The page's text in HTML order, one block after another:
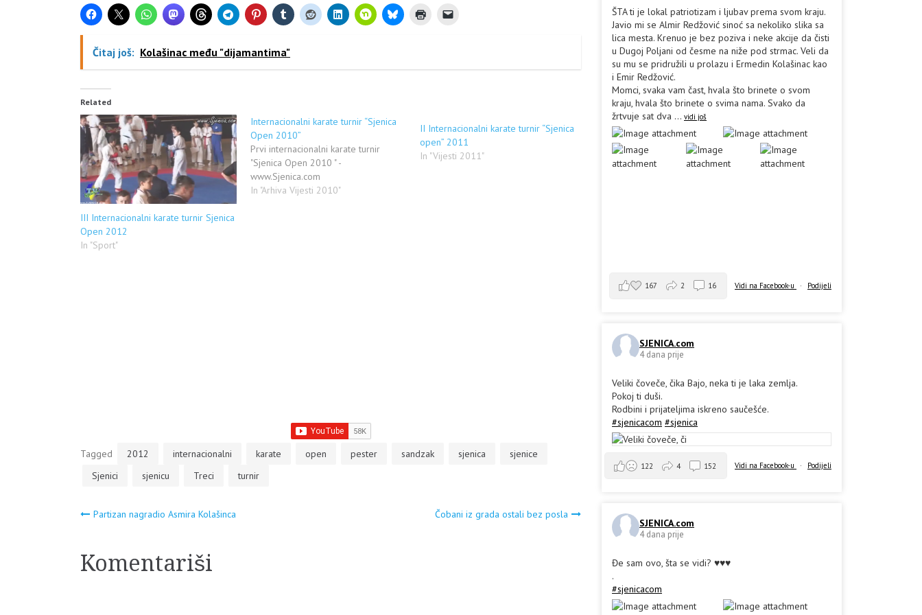
Čitaj još: Kolašinac među "dijamantima"
Related
III Internacionalni karate turnir Sjenica
Open 2012
In "Sport"
Internacionalni karate turnir “Sjenica
Open 2010”
Prvi internacionalni karate turnir
"Sjenica Open 2010 " -
www.Sjenica.com
In "Arhiva Vijesti 2010"
II Internacionalni karate turnir “Sjenica
open” 2011
In "Vijesti 2011"
Tagged 2012 internacionalni karate open pester sandzak sjenica
sjenice
Sjenici
sjenicu Treci turnir
Navigacija
članaka
Partizan nagradio Asmira Kolašinca Čobani iz grada ostali bez posla
Komentariši
ŠTA ti je lokal patriotizam i ljubav prema svom kraju.
Javio mi se Almir Redžović sinoć sa nekoliko slika sa
lica mesta. Krenuo je bez poziva i neke akcije da čisti
u Dugoj Poljani od česme na niže pod strmac. Veli da
su mu se pridružili u prolazu i Ermedin Kolašinac kao
i Emir Redžović.
Momci, svaka vam čast, hvala što brinete o svom
kraju, hvala što brinete o svima nama. Svako da
žrtvuje sat dva ... vidi još
Vidi na Facebook-u · Podijeli
167 2 16
SJENICA.com
4 dana prije
Veliki čoveče, čika Bajo, neka ti je laka zemlja.
Pokoj ti duši.
Rodbini i prijateljima iskreno saučešće.
#sjenicacom #sjenica
Vidi na Facebook-u · Podijeli
122 4 152
SJENICA.com
4 dana prije
Đe sam ovo, šta se vidi? ♥️♥️♥️
.
#sjenicacom